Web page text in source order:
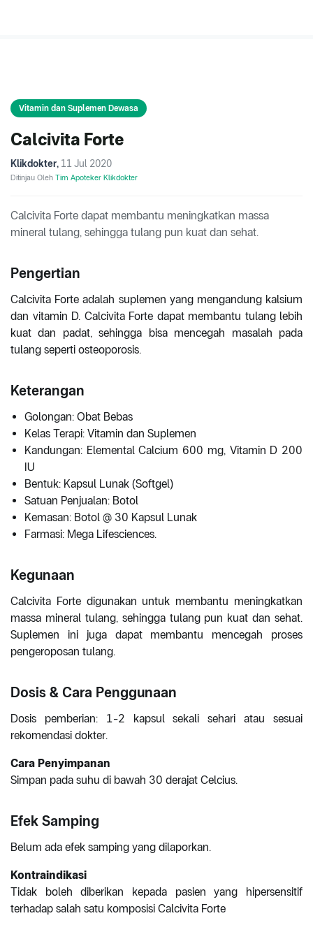
Vitamin dan Suplemen Dewasa
Calcivita Forte
Klikdokter, 11 Jul 2020
Ditinjau Oleh Tim Apoteker Klikdokter
Calcivita Forte dapat membantu meningkatkan massa
mineral tulang, sehingga tulang pun kuat dan sehat.
Pengertian
Calcivita Forte adalah suplemen yang mengandung kalsium
dan vitamin D. Calcivita Forte dapat membantu tulang lebih
kuat dan padat, sehingga bisa mencegah masalah pada
tulang seperti osteoporosis.
Keterangan
Golongan: Obat Bebas
Kelas Terapi: Vitamin dan Suplemen
Kandungan: Elemental Calcium 600 mg, Vitamin D 200
IU
Bentuk: Kapsul Lunak (Softgel)
Satuan Penjualan: Botol
Kemasan: Botol @ 30 Kapsul Lunak
Farmasi: Mega Lifesciences.
Kegunaan
Calcivita Forte digunakan untuk membantu meningkatkan
massa mineral tulang, sehingga tulang pun kuat dan sehat.
Suplemen ini juga dapat membantu mencegah proses
pengeroposan tulang.
Dosis & Cara Penggunaan
Dosis pemberian: 1-2 kapsul sekali sehari atau sesuai
rekomendasi dokter.
Cara Penyimpanan
Simpan pada suhu di bawah 30 derajat Celcius.
Efek Samping
Belum ada efek samping yang dilaporkan.
Kontraindikasi
Tidak boleh diberikan kepada pasien yang hipersensitif
terhadap salah satu komposisi Calcivita Forte